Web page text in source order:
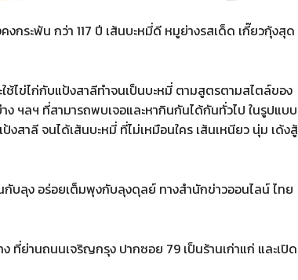
กระพัน กว่า 117 ปี เส้นบะหมี่ดี หมูย่างรสเด็ด เกี๊ยวกุ้งสุด
ไข่ไก่กับแป้งสาลีทำจนเป็นบะหมี่ ตามสูตรตามสไตล์ของ
ง ฯลฯ ที่สามารถพบเจอและหากินกันได้กันทั่วไป ในรูปแบบ
สาลี จนได้เส้นบะหมี่ ที่ไม่เหมือนใคร เส้นเหนียว นุ่ม เด้งสู้
ลุง อร่อยเต็มพุงกับลุงดุลย์ ทางสำนักข่าวออนไลน์ ไทย
ย่านถนนเจริญกรุง ปากซอย 79 เป็นร้านเก่าแก่ และเปิด